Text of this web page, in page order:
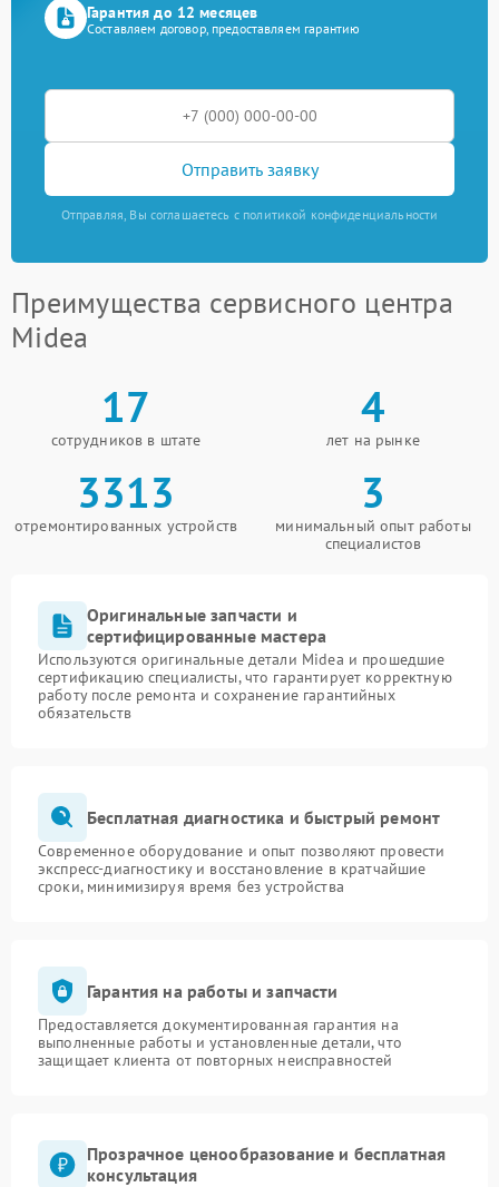
Гарантия до 12 месяцев
Составляем договор, предоставляем гарантию
Отправить заявку
Отправляя, Вы соглашаетесь с политикой конфиденциальности
Преимущества сервисного центра
Midea
17
сотрудников в штате
4
лет на рынке
3313
отремонтированных устройств
3
минимальный опыт работы
специалистов
Оригинальные запчасти и
сертифицированные мастера
Используются оригинальные детали Midea и прошедшие
сертификацию специалисты, что гарантирует корректную
работу после ремонта и сохранение гарантийных
обязательств
Бесплатная диагностика и быстрый ремонт
Современное оборудование и опыт позволяют провести
экспресс-диагностику и восстановление в кратчайшие
сроки, минимизируя время без устройства
Гарантия на работы и запчасти
Предоставляется документированная гарантия на
выполненные работы и установленные детали, что
защищает клиента от повторных неисправностей
Прозрачное ценообразование и бесплатная
консультация